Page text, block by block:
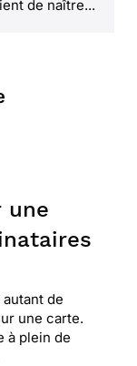
de naître...
une
de
une carte.
à plein de